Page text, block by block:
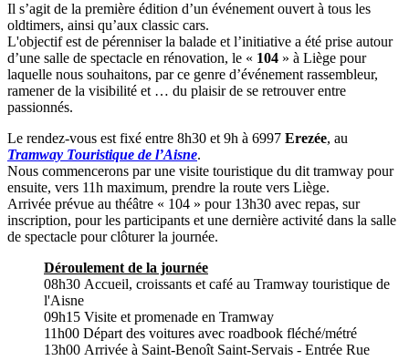
Il s’agit de la première édition d’un événement ouvert à tous les
oldtimers, ainsi qu’aux classic cars.
L'objectif est de pérenniser la balade et l’initiative a été prise autour
d’une salle de spectacle en rénovation, le « 104 » à Liège pour
laquelle nous souhaitons, par ce genre d’événement rassembleur,
ramener de la visibilité et … du plaisir de se retrouver entre
passionnés.
Le rendez-vous est fixé entre 8h30 et 9h à 6997 Erezée, au
Tramway Touristique de l’Aisne.
Nous commencerons par une visite touristique du dit tramway pour
ensuite, vers 11h maximum, prendre la route vers Liège.
Arrivée prévue au théâtre « 104 » pour 13h30 avec repas, sur
inscription, pour les participants et une dernière activité dans la salle
de spectacle pour clôturer la journée.
Déroulement de la journée
08h30 Accueil, croissants et café au Tramway touristique de
l'Aisne
09h15 Visite et promenade en Tramway
11h00 Départ des voitures avec roadbook fléché/métré
13h00 Arrivée à Saint-Benoît Saint-Servais - Entrée Rue